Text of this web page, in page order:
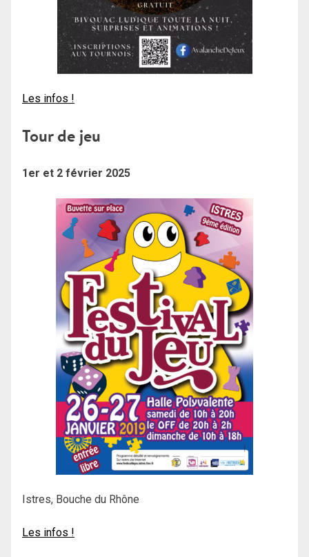
Les infos !
Tour de jeu
1er et 2 février 2025
Istres, Bouche du Rhône
Les infos !